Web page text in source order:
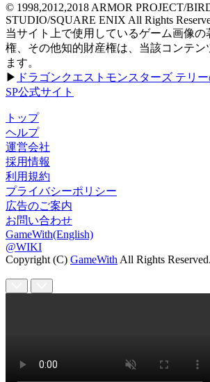
© 1998,2012,2018 ARMOR PROJECT/
STUDIO/SQUARE ENIX All Rights
当サイト上で使用しているゲーム画像の
権、その他知的財産権は、当該コンテン
ます。
▶ ドラゴンクエストモンスターズ テリ
SP公式サイト
トップ
ヘルプ
運営会社
採用情報
利用規約
プライバシーポリシー
広告のご案内
お問い合わせ
GameWith(English)
@WIKI
Copyright (C) GameWith All Rights Reserved.